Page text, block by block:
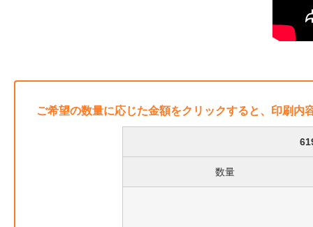
ご希望の数量に応じた金額をクリックすると、印刷内
数量